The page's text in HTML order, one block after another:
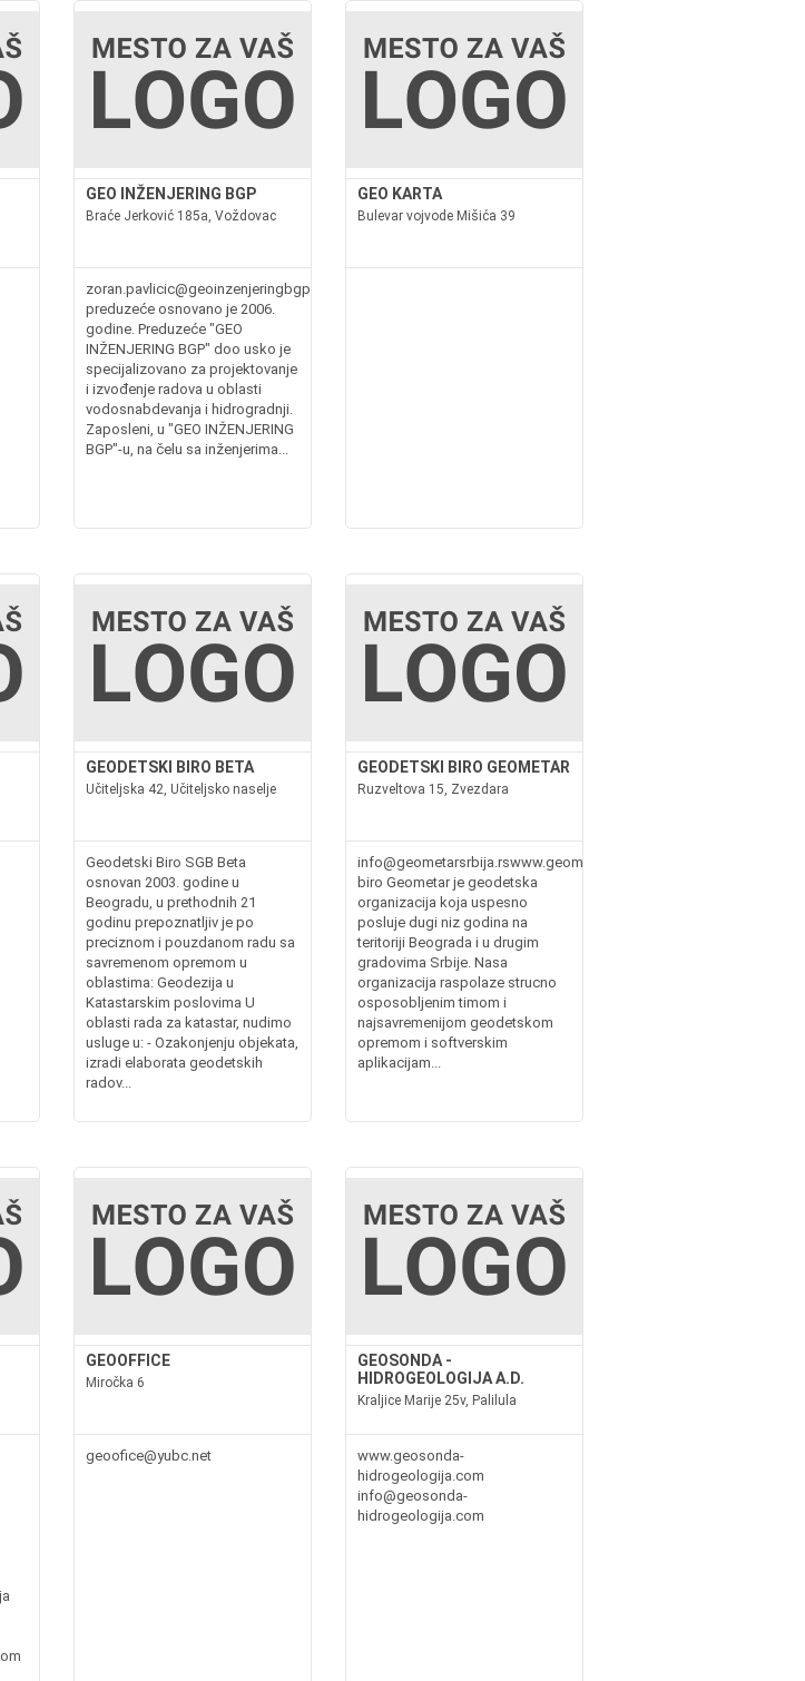
GEO INŽENJERING BGP
Braće Jerković 185a, Voždovac
zoran.pavlicic@geoinzenjeringbgp.rswww.geoinzenjeringbgp.rsNaše
preduzeće osnovano je 2006.
godine. Preduzeće "GEO
INŽENJERING BGP" doo usko je
specijalizovano za projektovanje
i izvođenje radova u oblasti
vodosnabdevanja i hidrogradnji.
Zaposleni, u "GEO INŽENJERING
BGP"-u, na čelu sa inženjerima...
GEO KARTA
Bulevar vojvode Mišića 39
GEODETSKI BIRO BETA
Učiteljska 42, Učiteljsko naselje
Geodetski Biro SGB Beta
osnovan 2003. godine u
Beogradu, u prethodnih 21
godinu prepoznatljiv je po
preciznom i pouzdanom radu sa
savremenom opremom u
oblastima: Geodezija u
Katastarskim poslovima U
oblasti rada za katastar, nudimo
usluge u: - Ozakonjenju objekata,
izradi elaborata geodetskih
radov...
GEODETSKI BIRO GEOMETAR
Ruzveltova 15, Zvezdara
info@geometarsrbija.rswww.geometarsrbija.rsGeodetski
biro Geometar je geodetska
organizacija koja uspesno
posluje dugi niz godina na
teritoriji Beograda i u drugim
gradovima Srbije. Nasa
organizacija raspolaze strucno
osposobljenim timom i
najsavremenijom geodetskom
opremom i softverskim
aplikacijam...
GEOOFFICE
Miročka 6
geoofice@yubc.net
GEOSONDA -
HIDROGEOLOGIJA A.D.
Kraljice Marije 25v, Palilula
www.geosonda-
hidrogeologija.com
info@geosonda-
hidrogeologija.com